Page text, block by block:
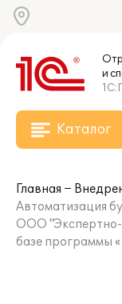
и
Каталог
Главная
Автоматизация
ООО "Экспертно-
базе программы